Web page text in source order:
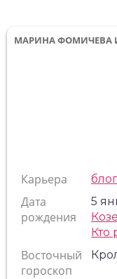
МАРИНА ФОМИЧЕВА
Карьера
Дата
рождения
5
Кто
Восточный
гороскоп